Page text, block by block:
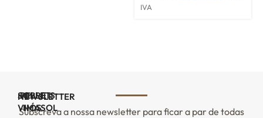
IVA
PELLETS
VIMASOL
SOBRE
NÓS
NEWSLETTER
Subscreva a nossa newsletter para ficar a par de todas